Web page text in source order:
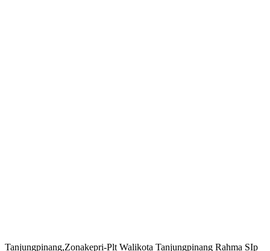
Tanjungpinang,Zonakepri-Plt Walikota Tanjungpinang Rahma SIp